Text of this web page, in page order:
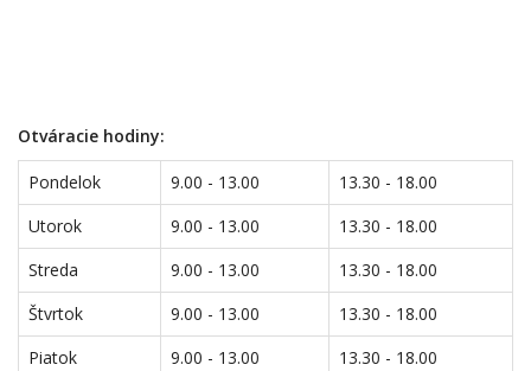
Otváracie hodiny:
Pondelok 9.00 - 13.00
13.30 - 18.00
Utorok
9.00 - 13.00
13.30 - 18.00
Streda
9.00 - 13.00
13.30 - 18.00
Štvrtok
9.00 - 13.00
13.30 - 18.00
Piatok
9.00 - 13.00
13.30 - 18.00